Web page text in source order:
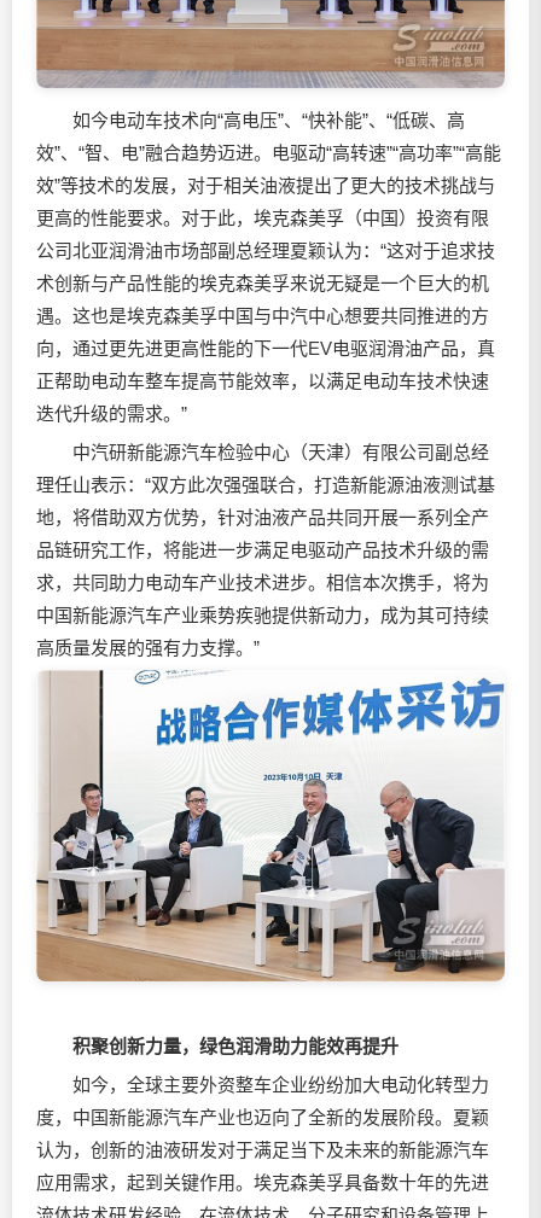
如今电动车技术向“高电压”、“快补能”、“低碳、高
效”、“智、电”融合趋势迈进。电驱动“高转速”“高功率”“高能
效”等技术的发展，对于相关油液提出了更大的技术挑战与
更高的性能要求。对于此，埃克森美孚（中国）投资有限
公司北亚润滑油市场部副总经理夏颖认为：“这对于追求技
术创新与产品性能的埃克森美孚来说无疑是一个巨大的机
遇。这也是埃克森美孚中国与中汽中心想要共同推进的方
向，通过更先进更高性能的下一代EV电驱润滑油产品，真
正帮助电动车整车提高节能效率，以满足电动车技术快速
迭代升级的需求。”
中汽研新能源汽车检验中心（天津）有限公司副总经
理任山表示：“双方此次强强联合，打造新能源油液测试基
地，将借助双方优势，针对油液产品共同开展一系列全产
品链研究工作，将能进一步满足电驱动产品技术升级的需
求，共同助力电动车产业技术进步。相信本次携手，将为
中国新能源汽车产业乘势疾驰提供新动力，成为其可持续
高质量发展的强有力支撑。”
积聚创新力量，绿色润滑助力能效再提升
如今，全球主要外资整车企业纷纷加大电动化转型力
度，中国新能源汽车产业也迈向了全新的发展阶段。夏颖
认为，创新的油液研发对于满足当下及未来的新能源汽车
应用需求，起到关键作用。埃克森美孚具备数十年的先进